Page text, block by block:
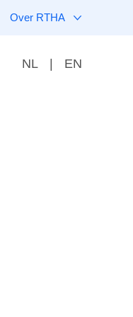
Over RTHA
NL | EN